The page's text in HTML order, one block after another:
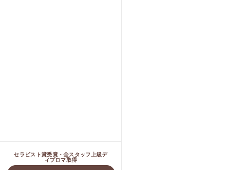
セラピスト賞受賞・全スタッフ上級デ
ィプロマ取得